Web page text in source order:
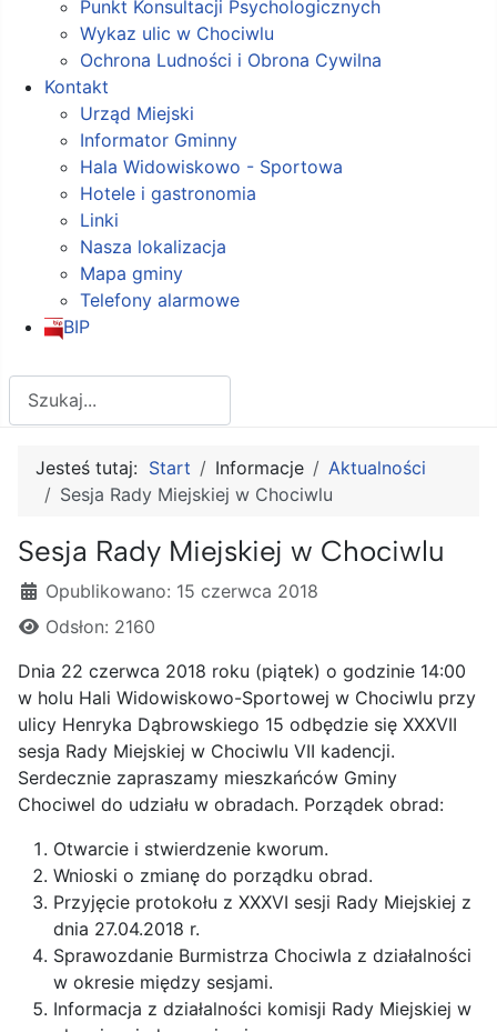
Punkt Konsultacji Psychologicznych
Wykaz ulic w Chociwlu
Ochrona Ludności i Obrona Cywilna
Kontakt
Urząd Miejski
Informator Gminny
Hala Widowiskowo - Sportowa
Hotele i gastronomia
Linki
Nasza lokalizacja
Mapa gminy
Telefony alarmowe
BIP
Jesteś tutaj: Start Informacje
Aktualności
Sesja Rady Miejskiej w Chociwlu
Sesja Rady Miejskiej w Chociwlu
Szczegóły
Opublikowano: 15 czerwca 2018
Odsłon: 2160
Dnia 22 czerwca 2018 roku (piątek) o godzinie 14:00
w holu Hali Widowiskowo-Sportowej w Chociwlu przy
ulicy Henryka Dąbrowskiego 15 odbędzie się XXXVII
sesja Rady Miejskiej w Chociwlu VII kadencji.
Serdecznie zapraszamy mieszkańców Gminy
Chociwel do udziału w obradach. Porządek obrad:
Otwarcie i stwierdzenie kworum.
Wnioski o zmianę do porządku obrad.
Przyjęcie protokołu z XXXVI sesji Rady Miejskiej z
dnia 27.04.2018 r.
Sprawozdanie Burmistrza Chociwla z działalności
w okresie między sesjami.
Informacja z działalności komisji Rady Miejskiej w